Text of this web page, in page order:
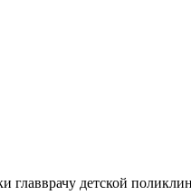
главврачу детской